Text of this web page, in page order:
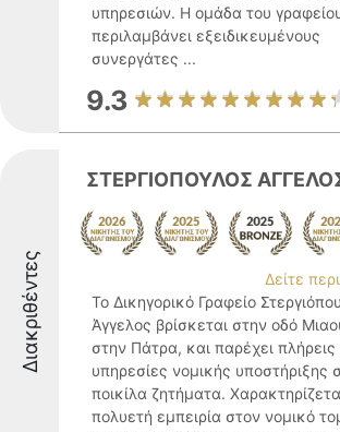
υπηρεσιών. Η ομάδα του
περιλαμβάνει εξειδικευμένους
συνεργάτες ...
9.3
Διακριθέντες
ΣΤΕΡΓΙΟΠΟΥΛΟΣ
Δείτε
Το Δικηγορικό Γραφείο
Άγγελος βρίσκεται στην οδό
στην Πάτρα, και παρέχει πλήρεις
υπηρεσίες νομικής υποστήριξης
ποικίλα ζητήματα.
πολυετή εμπειρία στον νομικό